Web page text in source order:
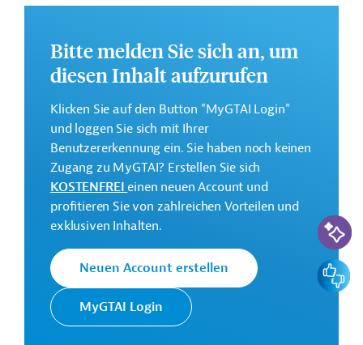
GTAI informiert über dieEIB: Schwerpunkte, Regularien
und praktische Hinweise zur Geschäftsanbahnung.
Gesamtkosten:
1,12 Milliarden Euro (voraussichtlich)
Geberbeitrag:
500 Millionen Euro (voraussichtlich; Darlehen)
Kontaktadressen
Die EIB vertritt die
Bitte melden Sie sich an, um
diesen Inhalt aufzurufen
Klicken Sie auf den Button "MyGTAI Login"
und loggen Sie sich mit Ihrer
Benutzererkennung ein. Sie haben noch keinen
Zugang zu MyGTAI? Erstellen Sie sich
KOSTENFREIeinen neuen Account und
profitieren Sie von zahlreichen Vorteilen und
exklusiven Inhalten.
Neuen Account erstellen
MyGTAI Login
KI-